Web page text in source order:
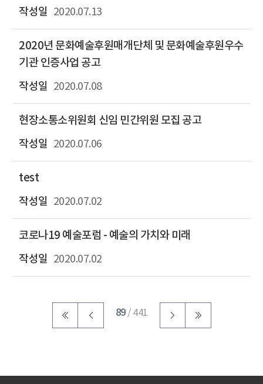
2020.07.13
2020년 문화예술후원매개단체 및 문화예술후원우수
기관 인증사업 공고
2020.07.08
현장소통소위원회 신임 민간위원 모집 공고
2020.07.06
test
2020.07.02
코로나19 예술포럼 - 예술의 가치와 미래
2020.07.02
89/ 441